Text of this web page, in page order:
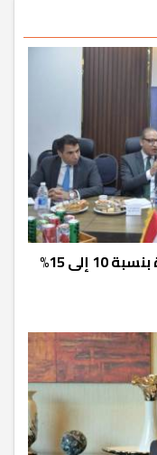
طارق شكري: خفض أسعار الفائدة بنسبة 10 إلى 15%